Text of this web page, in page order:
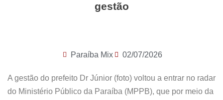
gestão
Paraíba Mix 02/07/2026
A gestão do prefeito Dr Júnior (foto) voltou a entrar no radar
do Ministério Público da Paraíba (MPPB), que por meio da